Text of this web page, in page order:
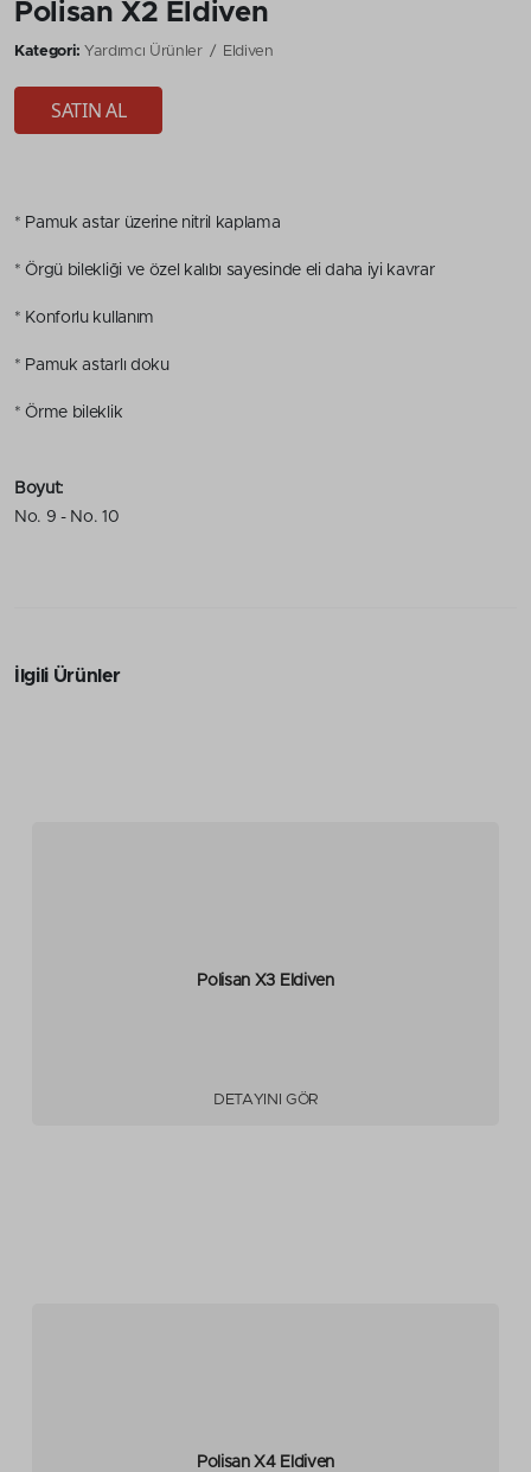
Polisan X2 Eldiven
Kategori: Yardımcı Ürünler Eldiven
SATIN AL
* Pamuk astar üzerine nitril kaplama
* Örgü bilekliği ve özel kalıbı sayesinde eli daha iyi kavrar
* Konforlu kullanım
* Pamuk astarlı doku
* Örme bileklik
Boyut:
No. 9 - No. 10
İlgili Ürünler
Polisan X3 Eldiven
DETAYINI GÖR
Polisan X4 Eldiven